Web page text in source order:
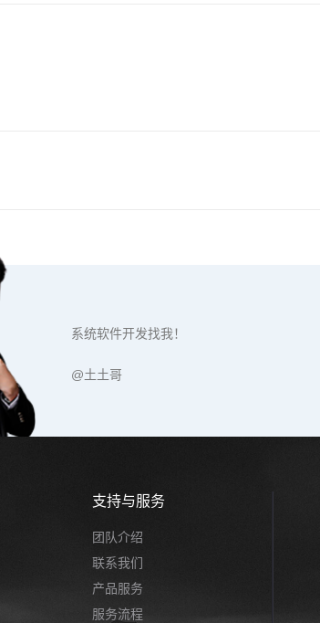
系统软件开发找我！
@土土哥
支持与服务
团队介绍
联系我们
产品服务
服务流程